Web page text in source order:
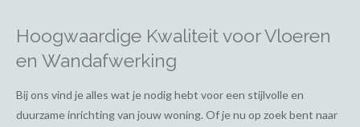
Hoogwaardige Kwaliteit voor Vloeren
en Wandafwerking
Bij ons vind je alles wat je nodig hebt voor een stijlvolle en
duurzame inrichting van jouw woning. Of je nu op zoek bent naar